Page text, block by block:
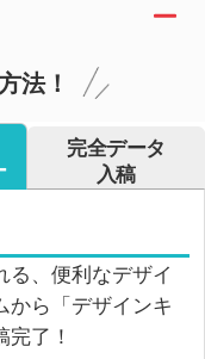
法！
完全データ
入稿
、便利なデザイ
から「デザインキ
了！